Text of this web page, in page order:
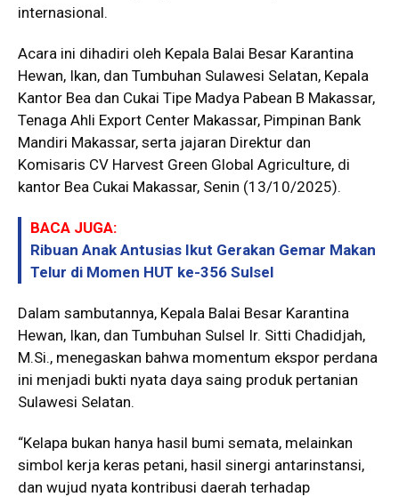
internasional.
Acara ini dihadiri oleh Kepala Balai Besar Karantina
Hewan, Ikan, dan Tumbuhan Sulawesi Selatan, Kepala
Kantor Bea dan Cukai Tipe Madya Pabean B Makassar,
Tenaga Ahli Export Center Makassar, Pimpinan Bank
Mandiri Makassar, serta jajaran Direktur dan
Komisaris CV Harvest Green Global Agriculture, di
kantor Bea Cukai Makassar, Senin (13/10/2025).
BACA JUGA:
Ribuan Anak Antusias Ikut Gerakan Gemar Makan
Telur di Momen HUT ke-356 Sulsel
Dalam sambutannya, Kepala Balai Besar Karantina
Hewan, Ikan, dan Tumbuhan Sulsel Ir. Sitti Chadidjah,
M.Si., menegaskan bahwa momentum ekspor perdana
ini menjadi bukti nyata daya saing produk pertanian
Sulawesi Selatan.
“Kelapa bukan hanya hasil bumi semata, melainkan
simbol kerja keras petani, hasil sinergi antarinstansi,
dan wujud nyata kontribusi daerah terhadap